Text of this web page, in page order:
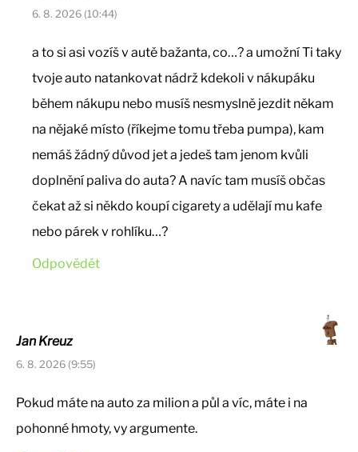
6. 8. 2026 (10:44)
a to si asi vozíš v autě bažanta, co…? a umožní Ti taky
tvoje auto natankovat nádrž kdekoli v nákupáku
během nákupu nebo musíš nesmyslně jezdit někam
na nějaké místo (říkejme tomu třeba pumpa), kam
nemáš žádný důvod jet a jedeš tam jenom kvůli
doplnění paliva do auta? A navíc tam musíš občas
čekat až si někdo koupí cigarety a udělají mu kafe
nebo párek v rohlíku…?
Odpovědět
Jan Kreuz
6. 8. 2026 (9:55)
Pokud máte na auto za milion a půl a víc, máte i na
pohonné hmoty, vy argumente.